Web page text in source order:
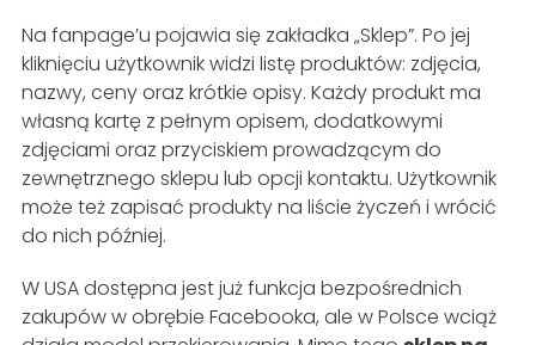
Na fanpage’u pojawia się zakładka „Sklep”. Po jej
kliknięciu użytkownik widzi listę produktów: zdjęcia,
nazwy, ceny oraz krótkie opisy. Każdy produkt ma
własną kartę z pełnym opisem, dodatkowymi
zdjęciami oraz przyciskiem prowadzącym do
zewnętrznego sklepu lub opcji kontaktu. Użytkownik
może też zapisać produkty na liście życzeń i wrócić
do nich później.
W USA dostępna jest już funkcja bezpośrednich
zakupów w obrębie Facebooka, ale w Polsce wciąż